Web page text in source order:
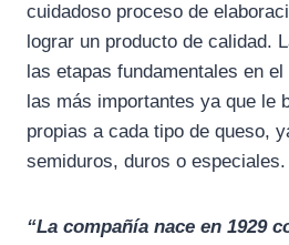
cuidadoso proceso de
lograr un producto de calidad.
las etapas fundamentales en
las más importantes ya que le
propias a cada tipo de queso,
semiduros, duros o especiales.
“La compañía nace en 1929